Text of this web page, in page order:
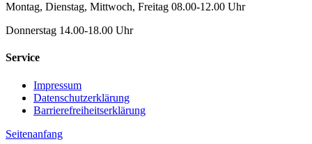
Montag, Dienstag, Mittwoch, Freitag 08.00-12.00 Uhr
Donnerstag 14.00-18.00 Uhr
Service
Impressum
Datenschutzerklärung
Barrierefreiheitserklärung
Seitenanfang